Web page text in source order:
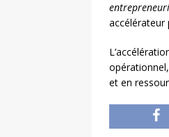
accélérateur
et en